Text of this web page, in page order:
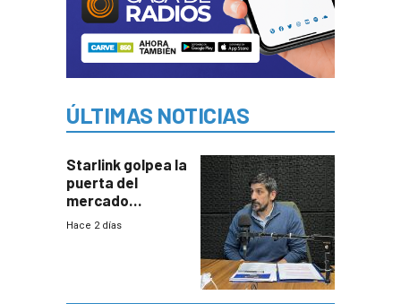
ÚLTIMAS NOTICIAS
Starlink golpea la
puerta del
mercado
uruguayo y Antel
Hace 2 días